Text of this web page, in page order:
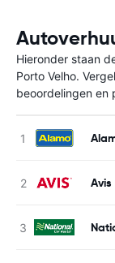
Hieronder staan
Porto Velho.
beoordelingen en
Avis